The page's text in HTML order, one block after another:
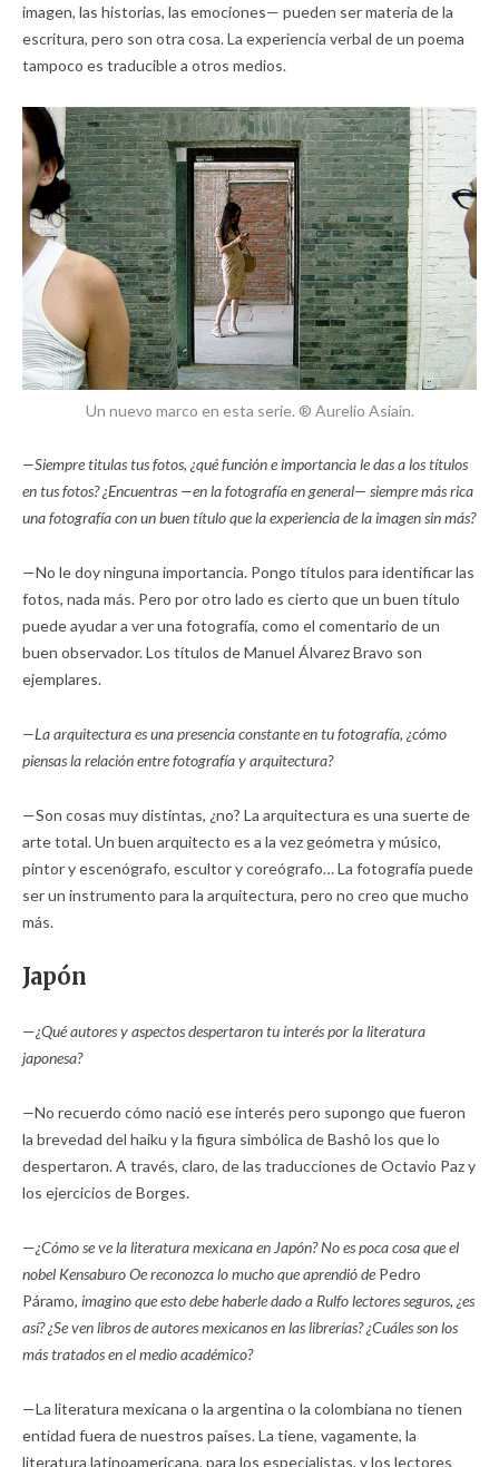
imagen, las historias, las emociones— pueden ser materia de la
escritura, pero son otra cosa. La experiencia verbal de un poema
tampoco es traducible a otros medios.
Un nuevo marco en esta serie. ® Aurelio Asiain.
—Siempre titulas tus fotos, ¿qué función e importancia le das a los títulos
en tus fotos? ¿Encuentras —en la fotografía en general— siempre más rica
una fotografía con un buen título que la experiencia de la imagen sin más?
—No le doy ninguna importancia. Pongo títulos para identificar las
fotos, nada más. Pero por otro lado es cierto que un buen título
puede ayudar a ver una fotografía, como el comentario de un
buen observador. Los títulos de Manuel Álvarez Bravo son
ejemplares.
—La arquitectura es una presencia constante en tu fotografía, ¿cómo
piensas la relación entre fotografía y arquitectura?
—Son cosas muy distintas, ¿no? La arquitectura es una suerte de
arte total. Un buen arquitecto es a la vez geómetra y músico,
pintor y escenógrafo, escultor y coreógrafo… La fotografía puede
ser un instrumento para la arquitectura, pero no creo que mucho
más.
Japón
—¿Qué autores y aspectos despertaron tu interés por la literatura
japonesa?
—No recuerdo cómo nació ese interés pero supongo que fueron
la brevedad del haiku y la figura simbólica de Bashô los que lo
despertaron. A través, claro, de las traducciones de Octavio Paz y
los ejercicios de Borges.
—¿Cómo se ve la literatura mexicana en Japón? No es poca cosa que el
nobel Kensaburo Oe reconozca lo mucho que aprendió de Pedro
Páramo, imagino que estodebe haberle dado a Rulfo lectores seguros, ¿es
así? ¿Se ven libros de autores mexicanos en las librerías? ¿Cuáles son los
más tratados en el medio académico?
—La literatura mexicana o la argentina o la colombiana no tienen
entidad fuera de nuestros países. La tiene, vagamente, la
literatura latinoamericana, para los especialistas, y los lectores